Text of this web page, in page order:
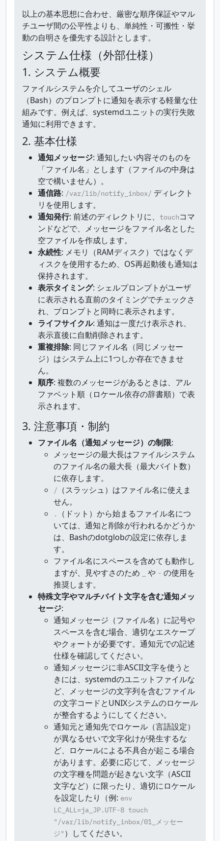
以上の基本思想に合わせ、厳密な順序保証やマル
チユーザ間の公平性よりも、単純性・可搬性・挙
動の自明さを優先する設計とします。
システム仕様（外部仕様）
1. システム概要
ファイルシステムを介してユーザのシェル
（Bash）のプロンプトに通知を表示する軽量な仕
組みです。例えば、systemdユニットの実行失敗
通知に利用できます。
2. 基本仕様
通知メッセージ: 通知したい内容そのものを
「ファイル名」とします（ファイルの中身は
空で構いません）。
通信路: /var/lib/notify_inbox/ ディレクト
リを使用します。
通知発行: 前述のディレクトリに、 touchコマ
ンドなどで、メッセージをファイル名とした
空ファイルを作成します。
永続性: メモリ（RAMディスク）ではなくデ
ィスクを使用するため、OS再起動後も通知は
保持されます。
表示タイミング: シェルプロンプトがユーザ
に表示される直前のタイミングでチェックさ
れ、プロンプトと同時に表示されます。
ライフサイクル: 通知は一度だけ表示され、
表示直後に自動削除されます。
重複排除: 同じファイル名（同じメッセー
ジ）はシステム上に1つしか存在できませ
ん。
順序: 複数のメッセージがあるときは、アル
ファベット順（ロケール依存の辞書順）で表
示されます。
3. 注意事項・制約
ファイル名（通知メッセージ）の制限:
メッセージの最大長はファイルシステム
のファイル名の最大長（最大バイト数）
に依存します。
/
（スラッシュ）はファイル名に使えま
せん。
.
（ドット）から始まるファイル名につ
いては、通知と削除が行われるかどうか
は、Bashのdotglobの設定に依存しま
す。
ファイル名にスペースを含めても動作し
ますが、見やすさのため
や - の使用を
推奨します。
特殊文字やマルチバイト文字を含む通知メッ
セージ:
通知メッセージ（ファイル名）に記号や
スペースを含む場合、適切なエスケープ
やクォートが必要です。通知元での記述
仕様を確認してください。
通知メッセージに非ASCII文字を使うと
きには、systemdのユニットファイルな
ど、メッセージの文字列を含むファイル
の文字コードとUNIXシステムのロケール
が整合するようにしてください。
通知元と通知先でロケール（言語設定）
が異なるせいで文字化けが発生するな
ど、ロケールによる不具合が起こる場合
があります。必要に応じて、メッセージ
の文字種を問題が起きない文字（ASCII
文字など）に限ったり、適切にロケール
を設定したり（例: env
LC_ALL=ja_JP.UTF-8 touch
"/var/lib/notify_inbox/01_メッセー
ジ" ）してください。